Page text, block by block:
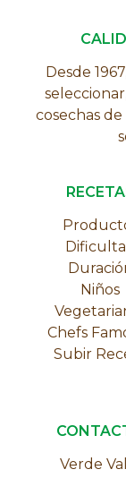
Desde
cosechas
Niños
Chefs
Subir
Verde